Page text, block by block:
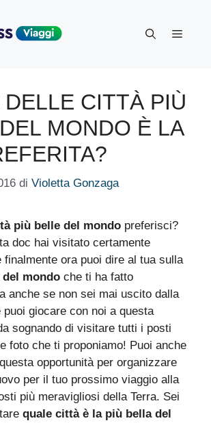
Menu
CITTÀ PIÙ
MONDO È LA
di Violetta Gonzaga
più belle del mondo preferisci?
doc hai visitato certamente
finalmente ora puoi dire al tua sulla
mondo che ti ha fatto
anche se non sei mai uscito dalla
giocare con noi a questa
sognando di visitare tutti i posti
foto che ti proponiamo! Puoi anche
opportunità per organizzare
per il tuo prossimo viaggio alla
più meravigliosi della Terra. Sei
quale città è la più bella del